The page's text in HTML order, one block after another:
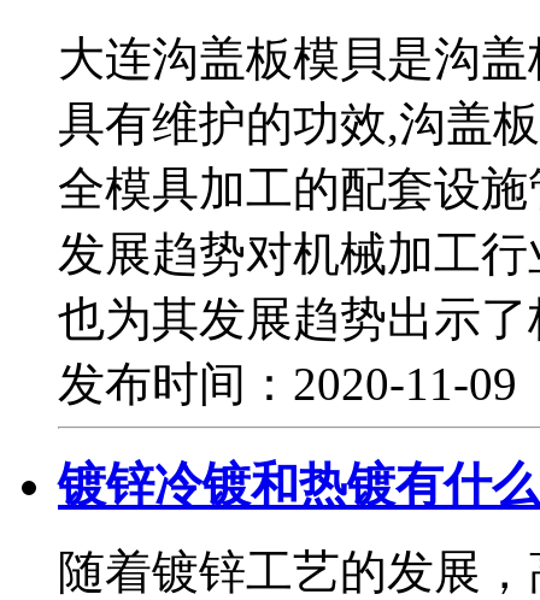
大连沟盖板模貝是沟
具有维护的功效,沟盖
全模具加工的配套设
发展趋势对机械加工
也为其发展趋势出示
发布时间：2020-11-
镀锌冷镀和热镀有什
随着镀锌工艺的发展